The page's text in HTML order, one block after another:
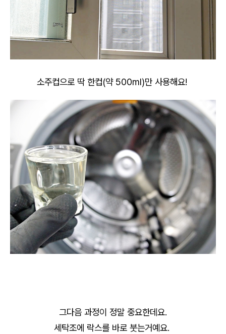
소주컵으로 딱 한컵(약 500ml)만 사용해요!
그다음 과정이 정말 중요한데요.
세탁조에 락스를 바로 붓는거예요.